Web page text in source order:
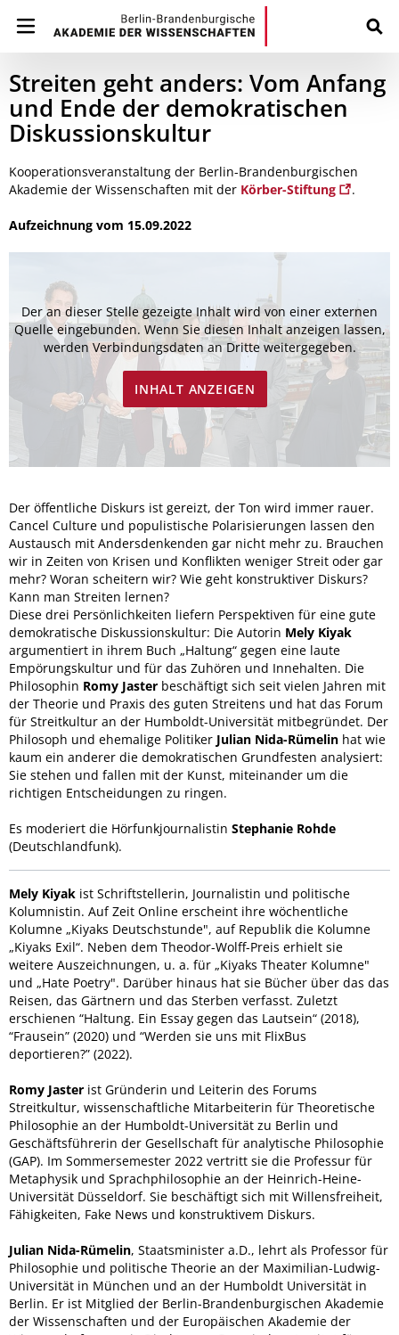
Streiten geht anders: Vom Anfang
und Ende der demokratischen
Diskussionskultur
Kooperationsveranstaltung der Berlin-Brandenburgischen
Akademie der Wissenschaften mit der Körber-Stiftung .
Aufzeichnung vom 15.09.2022
Der an dieser Stelle gezeigte Inhalt wird von einer externen
Quelle eingebunden. Wenn Sie diesen Inhalt anzeigen lassen,
werden Verbindungsdaten an Dritte weitergegeben.
INHALT ANZEIGEN
Der öffentliche Diskurs ist gereizt, der Ton wird immer rauer.
Cancel Culture und populistische Polarisierungen lassen den
Austausch mit Andersdenkenden gar nicht mehr zu. Brauchen
wir in Zeiten von Krisen und Konflikten weniger Streit oder gar
mehr? Woran scheitern wir? Wie geht konstruktiver Diskurs?
Kann man Streiten lernen?
Diese drei Persönlichkeiten liefern Perspektiven für eine gute
demokratische Diskussionskultur: Die Autorin Mely Kiyak
argumentiert in ihrem Buch „Haltung“ gegen eine laute
Empörungskultur und für das Zuhören und Innehalten. Die
Philosophin Romy Jaster beschäftigt sich seit vielen Jahren mit
der Theorie und Praxis des guten Streitens und hat das Forum
für Streitkultur an der Humboldt-Universität mitbegründet. Der
Philosoph und ehemalige Politiker Julian Nida-Rümelin hat wie
kaum ein anderer die demokratischen Grundfesten analysiert:
Sie stehen und fallen mit der Kunst, miteinander um die
richtigen Entscheidungen zu ringen.
Es moderiert die Hörfunkjournalistin Stephanie Rohde
(Deutschlandfunk).
Mely Kiyak ist Schriftstellerin, Journalistin und politische
Kolumnistin. Auf Zeit Online erscheint ihre wöchentliche
Kolumne „Kiyaks Deutschstunde", auf Republik die Kolumne
„Kiyaks Exil“. Neben dem Theodor-Wolff-Preis erhielt sie
weitere Auszeichnungen, u. a. für „Kiyaks Theater Kolumne"
und „Hate Poetry". Darüber hinaus hat sie Bücher über das das
Reisen, das Gärtnern und das Sterben verfasst. Zuletzt
erschienen “Haltung. Ein Essay gegen das Lautsein“ (2018),
“Frausein” (2020) und “Werden sie uns mit FlixBus
deportieren?” (2022).
Romy Jaster ist Gründerin und Leiterin des Forums
Streitkultur, wissenschaftliche Mitarbeiterin für Theoretische
Philosophie an der Humboldt-Universität zu Berlin und
Geschäftsführerin der Gesellschaft für analytische Philosophie
(GAP). Im Sommersemester 2022 vertritt sie die Professur für
Metaphysik und Sprachphilosophie an der Heinrich-Heine-
Universität Düsseldorf. Sie beschäftigt sich mit Willensfreiheit,
Fähigkeiten, Fake News und konstruktivem Diskurs.
Julian Nida-Rümelin, Staatsminister a.D., lehrt als Professor für
Philosophie und politische Theorie an der Maximilian-Ludwig-
Universität in München und an der Humboldt Universität in
Berlin. Er ist Mitglied der Berlin-Brandenburgischen Akademie
der Wissenschaften und der Europäischen Akademie der